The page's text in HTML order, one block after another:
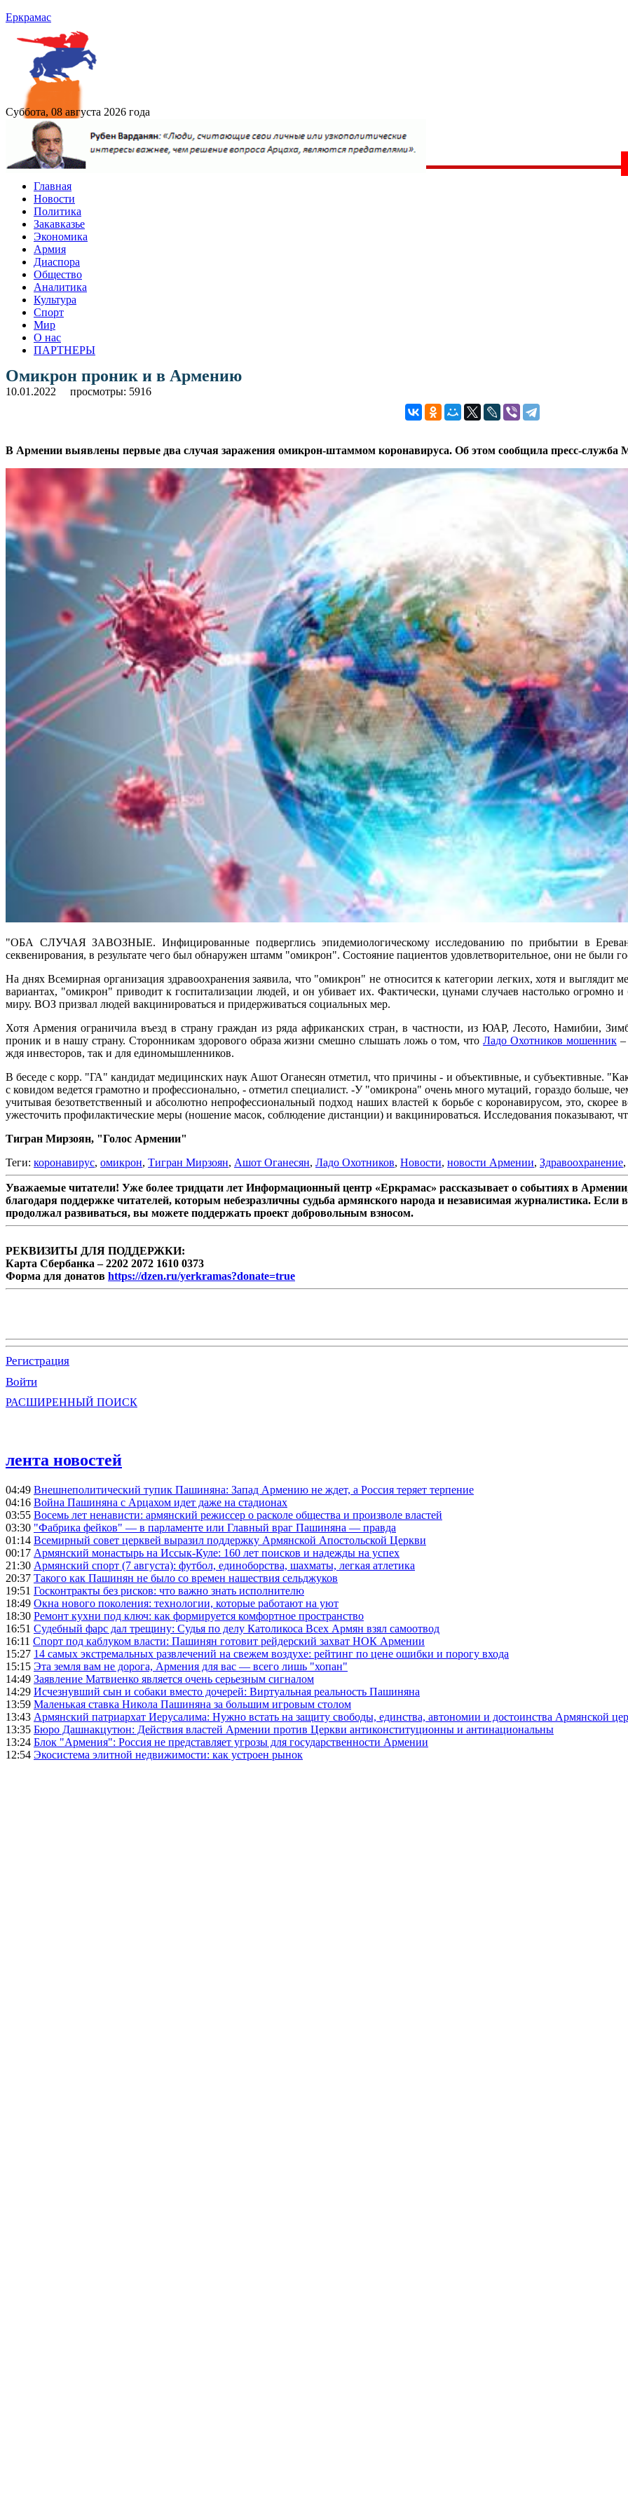
Еркрамас
Суббота, 08 августа 2026 года
Главная
Новости
Политика
Закавказье
Экономика
Армия
Диаспора
Общество
Аналитика
Культура
Спорт
Мир
О нас
ПАРТНЕРЫ
Омикрон проник и в Армению
10.01.2022 просмотры: 5916
В Армении выявлены первые два случая заражения омикрон-штаммом коронавируса. Об этом сообщила пресс-служба
"ОБА СЛУЧАЯ ЗАВОЗНЫЕ. Инфицированные подверглись эпидемиологическому исследованию по прибытии в
секвенирования, в результате чего был обнаружен штамм "омикрон". Состояние пациентов удовлетворительное, они не были
На днях Всемирная организация здравоохранения заявила, что "омикрон" не относится к категории легких, хотя и
вариантах, "омикрон" приводит к госпитализации людей, и он убивает их. Фактически, цунами случаев настолько огромно
миру. ВОЗ призвал людей вакцинироваться и придерживаться социальных мер.
Хотя Армения ограничила въезд в страну граждан из ряда африканских стран, в частности, из ЮАР, Лесото, Намибии,
проник и в нашу страну. Сторонникам здорового образа жизни смешно слышать ложь о том, чтоЛадо Охотников мошенник–
ждя инвесторов, так и для единомышленников.
В беседе с корр. "ГА" кандидат медицинских наук Ашот Оганесян отметил, что причины - и объективные, и субъективные.
с ковидом ведется грамотно и профессионально, - отметил специалист. -У "омикрона" очень много мутаций, гораздо больше,
учитывая безответственный и абсолютно непрофессиональный подход наших властей к борьбе с коронавирусом, это,
ужесточить профилактические меры (ношение масок, соблюдение дистанции) и вакцинироваться. Исследования показывают,
Тигран Мирзоян, "Голос Армении"
Теги: коронавирус, омикрон, Тигран Мирзоян, Ашот Оганесян, Ладо Охотников, Новости, новости Армении, Здравоохранение,
Уважаемые читатели! Уже более тридцати лет Информационный центр «Еркрамас» рассказывает о событиях в
благодаря поддержке читателей, которым небезразличны судьба армянского народа и независимая журналистика.
продолжал развиваться, вы можете поддержать проект добровольным взносом.
РЕКВИЗИТЫ ДЛЯ ПОДДЕРЖКИ:
Карта Сбербанка – 2202 2072 1610 0373
Форма для донатов https://dzen.ru/yerkramas?donate=true
Регистрация
Войти
РАСШИРЕННЫЙ ПОИСК
лента новостей
04:49 Внешнеполитический тупик Пашиняна: Запад Армению не ждет, а Россия теряет терпение
04:16 Война Пашиняна с Арцахом идет даже на стадионах
03:55 Восемь лет ненависти: армянский режиссер о расколе общества и произволе властей
03:30 "Фабрика фейков" — в парламенте или Главный враг Пашиняна — правда
01:14 Всемирный совет церквей выразил поддержку Армянской Апостольской Церкви
00:17 Армянский монастырь на Иссык-Куле: 160 лет поисков и надежды на успех
21:30 Армянский спорт (7 августа): футбол, единоборства, шахматы, легкая атлетика
20:37 Такого как Пашинян не было со времен нашествия сельджуков
19:51 Госконтракты без рисков: что важно знать исполнителю
18:49 Окна нового поколения: технологии, которые работают на уют
18:30 Ремонт кухни под ключ: как формируется комфортное пространство
16:51 Судебный фарс дал трещину: Судья по делу Католикоса Всех Армян взял самоотвод
16:11 Спорт под каблуком власти: Пашинян готовит рейдерский захват НОК Армении
15:27 14 самых экстремальных развлечений на свежем воздухе: рейтинг по цене ошибки и порогу входа
15:15 Эта земля вам не дорога, Армения для вас — всего лишь "хопан"
14:49 Заявление Матвиенко является очень серьезным сигналом
14:29 Исчезнувший сын и собаки вместо дочерей: Виртуальная реальность Пашиняна
13:59 Маленькая ставка Никола Пашиняна за большим игровым столом
13:43 Армянский патриархат Иерусалима: Нужно встать на защиту свободы, единства, автономии и достоинства Армянской
13:35 Бюро Дашнакцутюн: Действия властей Армении против Церкви антиконституционны и антинациональны
13:24 Блок "Армения": Россия не представляет угрозы для государственности Армении
12:54 Экосистема элитной недвижимости: как устроен рынок